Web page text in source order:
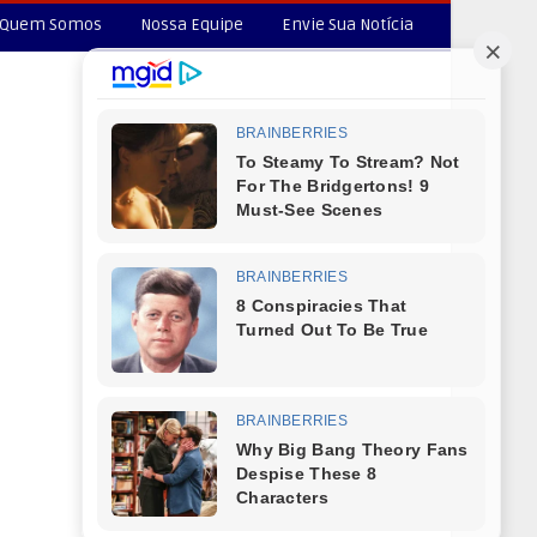
Quem Somos Nossa Equipe Envie Sua Notícia